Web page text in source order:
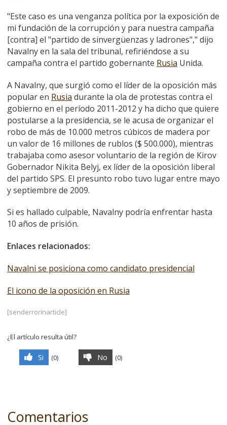
"Este caso es una venganza política por la exposición de
mi fundación de la corrupción y para nuestra campaña
[contra] el "partido de sinvergüenzas y ladrones"," dijo
Navalny en la sala del tribunal, refiriéndose a su
campaña contra el partido gobernante Rusia Unida.
A Navalny, que surgió como el líder de la oposición más
popular en Rusia durante la ola de protestas contra el
gobierno en el período 2011-2012 y ha dicho que quiere
postularse a la presidencia, se le acusa de organizar el
robo de más de 10.000 metros cúbicos de madera por
un valor de 16 millones de rublos ($ 500.000), mientras
trabajaba como asesor voluntario de la región de Kirov
Gobernador Nikita Belyj, ex líder de la oposición liberal
del partido SPS. El presunto robo tuvo lugar entre mayo
y septiembre de 2009.
Si es hallado culpable, Navalny podría enfrentar hasta
10 años de prisión.
Enlaces relacionados:
Navalni se posiciona como candidato presidencial
El icono de la oposición en Rusia
[senderrorinarticle]
¿El artículo resulta útil?
Si (0) No (0)
Comentarios